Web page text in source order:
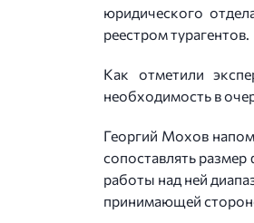
юридического
реестром турагентов.
Как отметили
необходимость в
Георгий Мохов
сопоставлять
работы над ней
принимающей